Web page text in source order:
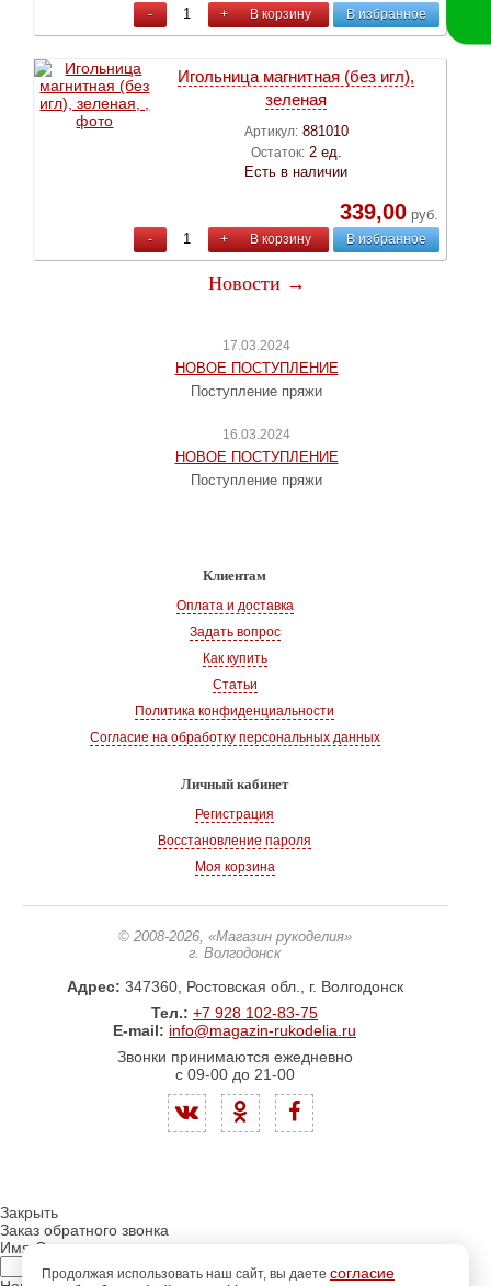
- + В корзину В избранное
Игольница магнитная (без игл),
зеленая
Артикул: 881010
Остаток: 2 ед.
Есть в наличии
339,00руб.
- + В корзину В избранное
Новости →
17.03.2024
НОВОЕ ПОСТУПЛЕНИЕ
Поступление пряжи
16.03.2024
НОВОЕ ПОСТУПЛЕНИЕ
Поступление пряжи
Клиентам
Оплата и доставка
Задать вопрос
Как купить
Статьи
Политика конфиденциальности
Согласие на обработку персональных данных
Личный кабинет
Регистрация
Восстановление пароля
Моя корзина
© 2008-2026, «Магазин рукоделия»
г. Волгодонск
Адрес: 347360, Ростовская обл., г. Волгодонск
Тел.: +7 928 102-83-75
E-mail: info@magazin-rukodelia.ru
Звонки принимаются ежедневно
с 09-00 до 21-00
Продолжая использовать наш сайт, вы даете согласие
Закрыть
Заказ обратного звонка
Имя Отчество: